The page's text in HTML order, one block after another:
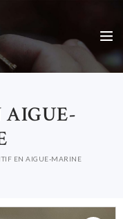
AIGUE-
EN AIGUE-MARINE